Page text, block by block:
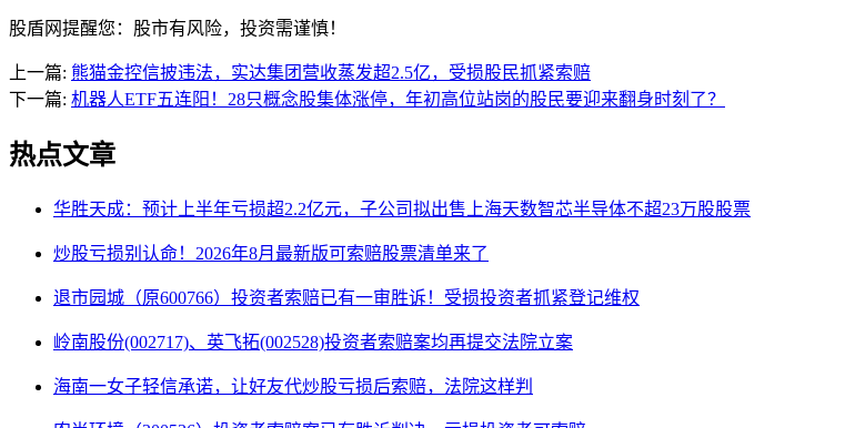
股盾网提醒您：股市有风险，投资需谨慎！
上一篇: 熊猫金控信披违法，实达集团营收蒸发超2.5亿，受损股民抓紧索赔
下一篇: 机器人ETF五连阳！28只概念股集体涨停，年初高位站岗的股民要迎来翻身时刻了？
热点文章
华胜天成：预计上半年亏损超2.2亿元，子公司拟出售上海天数智芯半导体不超23万股股票
炒股亏损别认命！2026年8月最新版可索赔股票清单来了
退市园城（原600766）投资者索赔已有一审胜诉！受损投资者抓紧登记维权
岭南股份(002717)、英飞拓(002528)投资者索赔案均再提交法院立案
海南一女子轻信承诺，让好友代炒股亏损后索赔，法院这样判